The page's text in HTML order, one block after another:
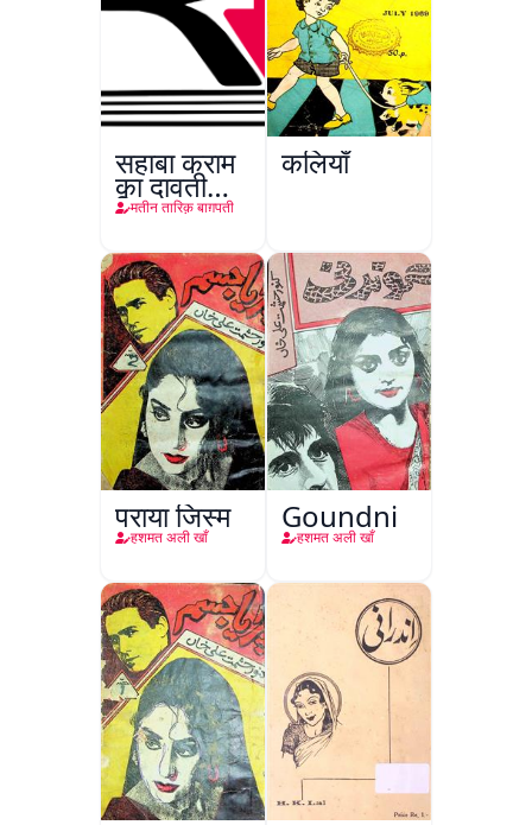
सहाबा कराम
का दावती
किरदार
मतीन तारिक़ बाग़पती
कलियाँ
पराया जिस्म
हशमत अली खाँ
Goundni
हशमत अली खाँ